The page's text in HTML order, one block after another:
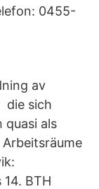
0455-
av
die sich
quasi als
BTH